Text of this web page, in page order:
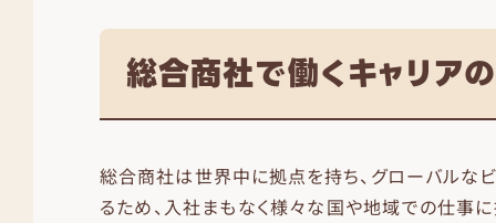
総合商社で働くキャリア
総合商社は世界中に拠点を持ち、グローバルな
るため、入社まもなく様々な国や地域での仕事